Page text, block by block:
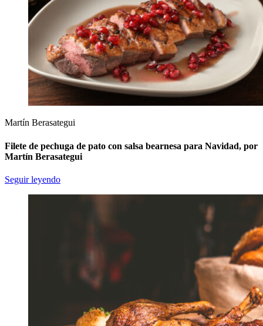
Martín Berasategui
Filete de pechuga de pato con salsa bearnesa para Navidad, por
Martín Berasategui
Seguir leyendo